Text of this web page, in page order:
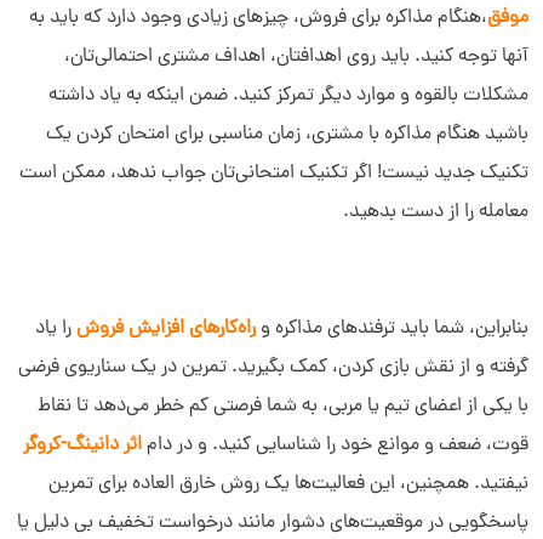
موفق،هنگام مذاکره برای فروش، چیزهای زیادی وجود دارد که باید به
آنها توجه کنید. باید روی اهدافتان، اهداف مشتری احتمالی‌تان،
مشکلات بالقوه و موارد دیگر تمرکز کنید. ضمن اینکه به یاد داشته
باشید هنگام مذاکره با مشتری، زمان مناسبی برای امتحان کردن یک
تکنیک جدید نیست! اگر تکنیک امتحانی‌تان جواب ندهد، ممکن است
معامله را از دست بدهید.
بنابراین، شما باید ترفندهای مذاکره وراه‌کارهای افزایش فروشرا یاد
گرفته و از نقش بازی کردن، کمک بگیرید. تمرین در یک سناریوی فرضی
با یکی از اعضای تیم یا مربی، به شما فرصتی کم خطر می‌دهد تا نقاط
قوت، ضعف و موانع خود را شناسایی کنید. و در داماثر دانینگ-کروگر
نیفتید. همچنین، این فعالیت‌ها یک روش خارق العاده برای تمرین
پاسخگویی در موقعیت‌های دشوار مانند درخواست تخفیف بی دلیل یا